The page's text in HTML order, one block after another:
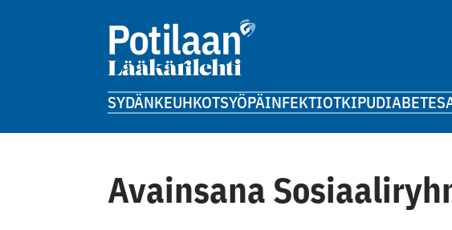
SYDÄNKEUHKOTSYÖPÄINFEKTIOTKIPUDIABETES
Avainsana